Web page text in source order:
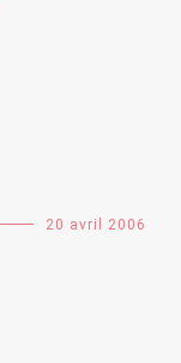
20 avril 2006